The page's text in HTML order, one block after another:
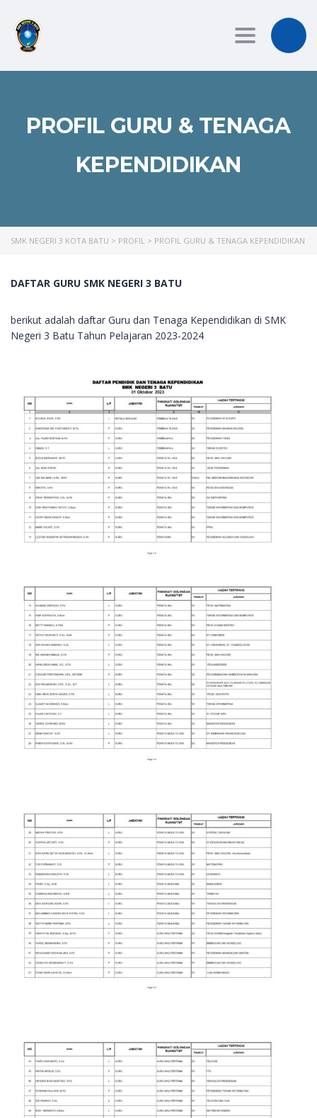
Toggle
PROFIL GURU & TENAGA
KEPENDIDIKAN
SMK NEGERI 3 KOTA BATU > PROFIL > PROFIL GURU & TENAGA KEPENDIDIKAN
DAFTAR GURU SMK NEGERI 3 BATU
berikut adalah daftar Guru dan Tenaga Kependidikan di SMK
Negeri 3 Batu Tahun Pelajaran 2023-2024